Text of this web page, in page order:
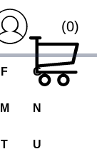
(0)
F G
M N
T U